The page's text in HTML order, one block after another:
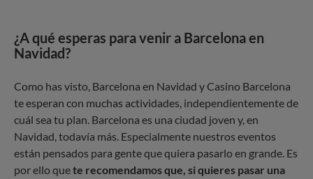
¿A qué esperas para venir a Barcelona en
Navidad?
Como has visto, Barcelona en Navidad y Casino Barcelona
te esperan con muchas actividades, independientemente de
cuál sea tu plan. Barcelona es una ciudad joven y, en
Navidad, todavía más. Especialmente nuestros eventos
están pensados para gente que quiera pasarlo en grande. Es
por ello quete recomendamos que, si quieres pasar una